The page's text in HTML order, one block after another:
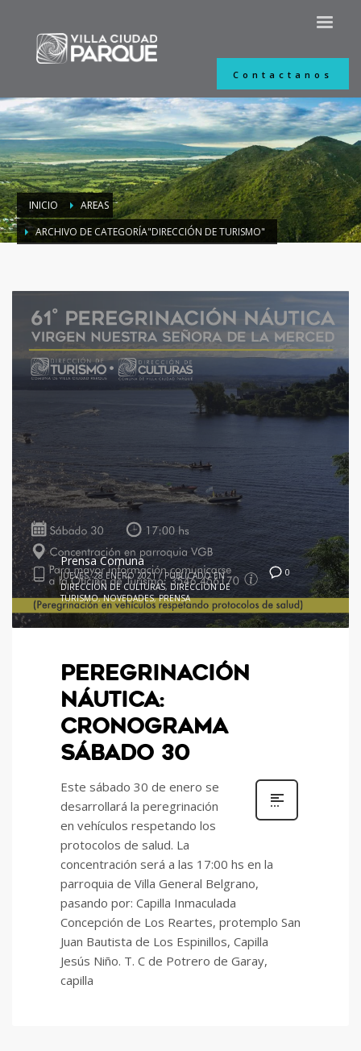
Contactanos
INICIO
AREAS
ARCHIVO DE CATEGORÍA"DIRECCIÓN DE TURISMO"
0
Prensa Comuna
JUEVES, 28 ENERO 2021 / PUBLICADO EN
DIRECCIÓN DE CULTURAS, DIRECCIÓN DE
TURISMO,NOVEDADES,PRENSA
PEREGRINACIÓN
NÁUTICA:
CRONOGRAMA
SÁBADO 30
Este sábado 30 de enero se
desarrollará la peregrinación
en vehículos respetando los
protocolos de salud. La
concentración será a las 17:00 hs en la
parroquia de Villa General Belgrano,
pasando por: Capilla Inmaculada
Concepción de Los Reartes, protemplo San
Juan Bautista de Los Espinillos, Capilla
Jesús Niño. T. C de Potrero de Garay,
capilla